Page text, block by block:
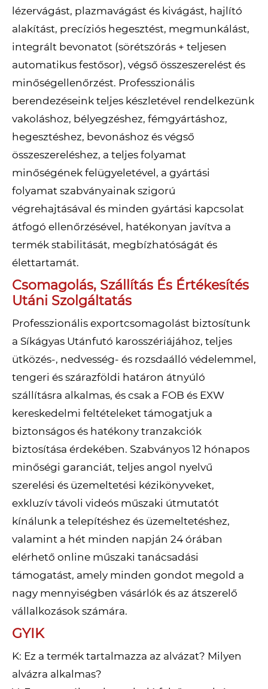
lézervágást, plazmavágást és kivágást, hajlító
alakítást, precíziós hegesztést, megmunkálást,
integrált bevonatot (sörétszórás + teljesen
automatikus festősor), végső összeszerelést és
minőségellenőrzést. Professzionális
berendezéseink teljes készletével rendelkezünk
vakoláshoz, bélyegzéshez, fémgyártáshoz,
hegesztéshez, bevonáshoz és végső
összeszereléshez, a teljes folyamat
minőségének felügyeletével, a gyártási
folyamat szabványainak szigorú
végrehajtásával és minden gyártási kapcsolat
átfogó ellenőrzésével, hatékonyan javítva a
termék stabilitását, megbízhatóságát és
élettartamát.
Csomagolás, Szállítás És Értékesítés
Utáni Szolgáltatás
Professzionális exportcsomagolást biztosítunk
a Síkágyas Utánfutó karosszériájához, teljes
ütközés-, nedvesség- és rozsdaálló védelemmel,
tengeri és szárazföldi határon átnyúló
szállításra alkalmas, és csak a FOB és EXW
kereskedelmi feltételeket támogatjuk a
biztonságos és hatékony tranzakciók
biztosítása érdekében. Szabványos 12 hónapos
minőségi garanciát, teljes angol nyelvű
szerelési és üzemeltetési kézikönyveket,
exkluzív távoli videós műszaki útmutatót
kínálunk a telepítéshez és üzemeltetéshez,
valamint a hét minden napján 24 órában
elérhető online műszaki tanácsadási
támogatást, amely minden gondot megold a
nagy mennyiségben vásárlók és az átszerelő
vállalkozások számára.
GYIK
K: Ez a termék tartalmazza az alvázat? Milyen
alvázra alkalmas?